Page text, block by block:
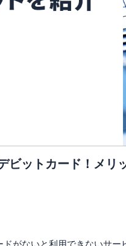
ビットカード！メリ
がないと利用できないサー